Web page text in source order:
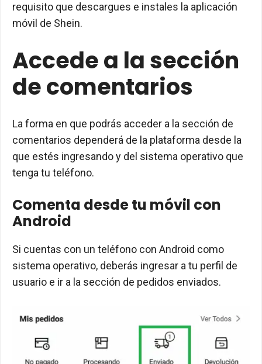
requisito que descargues e instales la aplicación
móvil de Shein.
Accede a la sección
de comentarios
La forma en que podrás acceder a la sección de
comentarios dependerá de la plataforma desde la
que estés ingresando y del sistema operativo que
tenga tu teléfono.
Comenta desde tu móvil con
Android
Si cuentas con un teléfono con Android como
sistema operativo, deberás ingresar a tu perfil de
usuario e ir a la sección de pedidos enviados.